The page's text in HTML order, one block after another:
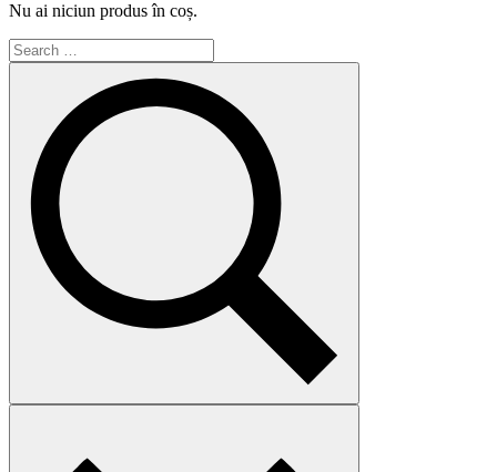
Nu ai niciun produs în coș.